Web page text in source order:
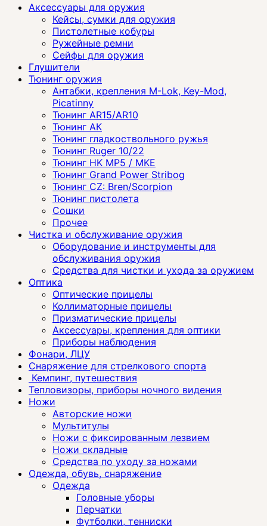
Аксессуары для оружия
Кейсы, сумки для оружия
Пистолетные кобуры
Ружейные ремни
Сейфы для оружия
Глушители
Тюнинг оружия
Антабки, крепления M-Lok, Key-Mod,
Picatinny
Тюнинг AR15/AR10
Тюнинг АК
Тюнинг гладкоствольного ружья
Тюнинг Ruger 10/22
Тюнинг HK MP5 / MKE
Тюнинг Grand Power Stribog
Тюнинг CZ: Bren/Scorpion
Тюнинг пистолета
Сошки
Прочее
Чистка и обслуживание оружия
Оборудование и инструменты для
обслуживания оружия
Средства для чистки и ухода за оружием
Оптика
Оптические прицелы
Коллиматорные прицелы
Призматические прицелы
Аксессуары, крепления для оптики
Приборы наблюдения
Фонари, ЛЦУ
Снаряжение для стрелкового спорта
Кемпинг, путешествия
Тепловизоры, приборы ночного видения
Ножи
Авторские ножи
Мультитулы
Ножи с фиксированным лезвием
Ножи складные
Средства по уходу за ножами
Одежда, обувь, снаряжение
Одежда
Головные уборы
Перчатки
Футболки, тенниски